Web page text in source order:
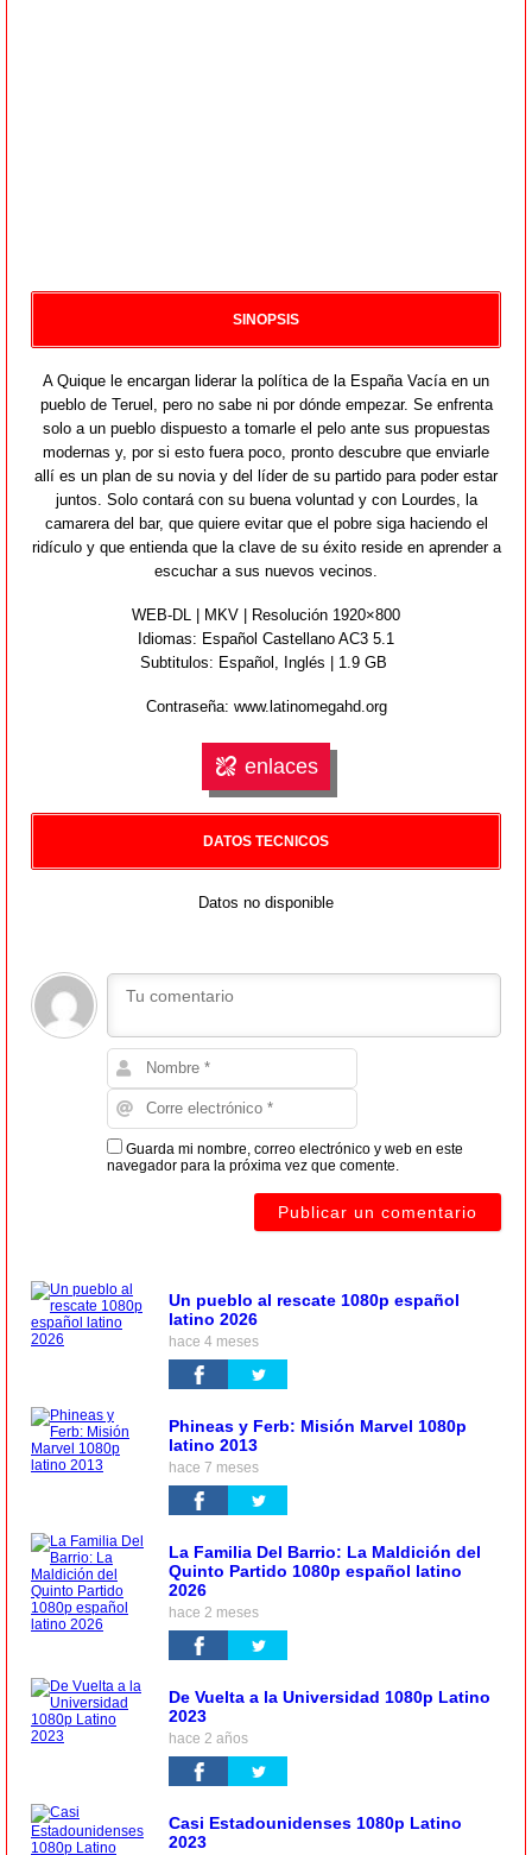
SINOPSIS
A Quique le encargan liderar la política de la España Vacía en un
pueblo de Teruel, pero no sabe ni por dónde empezar. Se enfrenta
solo a un pueblo dispuesto a tomarle el pelo ante sus propuestas
modernas y, por si esto fuera poco, pronto descubre que enviarle
allí es un plan de su novia y del líder de su partido para poder estar
juntos. Solo contará con su buena voluntad y con Lourdes, la
camarera del bar, que quiere evitar que el pobre siga haciendo el
ridículo y que entienda que la clave de su éxito reside en aprender a
escuchar a sus nuevos vecinos.
WEB-DL | MKV | Resolución 1920×800
Idiomas: Español Castellano AC3 5.1
Subtitulos: Español, Inglés | 1.9 GB
Contraseña: www.latinomegahd.org
enlaces
DATOS TECNICOS
Datos no disponible
Guarda mi nombre, correo electrónico y web en este
navegador para la próxima vez que comente.
Un pueblo al rescate 1080p español
latino 2026
hace 4 meses
Phineas y Ferb: Misión Marvel 1080p
latino 2013
hace 7 meses
La Familia Del Barrio: La Maldición del
Quinto Partido 1080p español latino
2026
hace 2 meses
De Vuelta a la Universidad 1080p Latino
2023
hace 2 años
Casi Estadounidenses 1080p Latino
2023